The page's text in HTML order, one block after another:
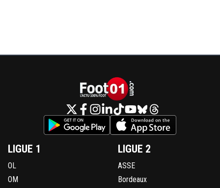
LIGUE 1
OL
OM
LIGUE 2
ASSE
Bordeaux